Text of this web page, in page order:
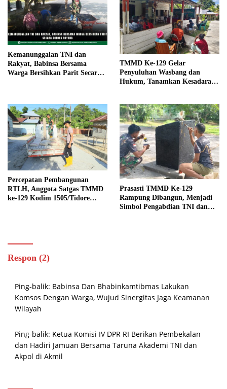
Kemanunggalan TNI dan
Rakyat, Babinsa Bersama
Warga Bersihkan Parit Secara
TMMD Ke-129 Gelar
Penyuluhan Wasbang dan
Hukum, Tanamkan Kesadaran
Percepatan Pembangunan
RTLH, Anggota Satgas TMMD
ke-129 Kodim 1505/Tidore
Prasasti TMMD Ke-129
Rampung Dibangun, Menjadi
Simbol Pengabdian TNI dan
Respon (2)
Ping-balik: Babinsa Dan Bhabinkamtibmas Lakukan
Komsos Dengan Warga, Wujud Sinergitas Jaga Keamanan
Wilayah
Ping-balik: Ketua Komisi IV DPR RI Berikan Pembekalan
dan Hadiri Jamuan Bersama Taruna Akademi TNI dan
Akpol di Akmil